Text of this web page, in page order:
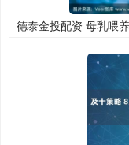
德泰金投配资 母乳喂